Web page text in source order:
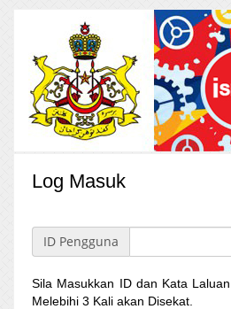
Log Masuk
ID Pengguna
Sila Masukkan ID dan Kata
Melebihi 3 Kali akan Disekat.